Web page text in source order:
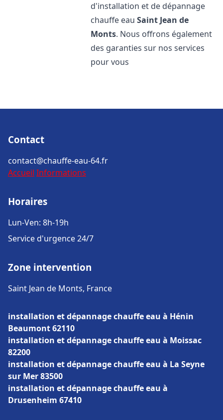
d'installation et de dépannage
chauffe eauSaint Jean de
Monts. Nous offrons également
des garanties sur nos services
pour vous
Contact
contact@chauffe-eau-64.fr
Accueil Informations
Horaires
Lun-Ven: 8h-19h
Service d'urgence 24/7
Zone intervention
Saint Jean de Monts, France
installation et dépannage chauffe eau à Hénin
Beaumont 62110
installation et dépannage chauffe eau à Moissac
82200
installation et dépannage chauffe eau à La Seyne
sur Mer 83500
installation et dépannage chauffe eau à
Drusenheim 67410